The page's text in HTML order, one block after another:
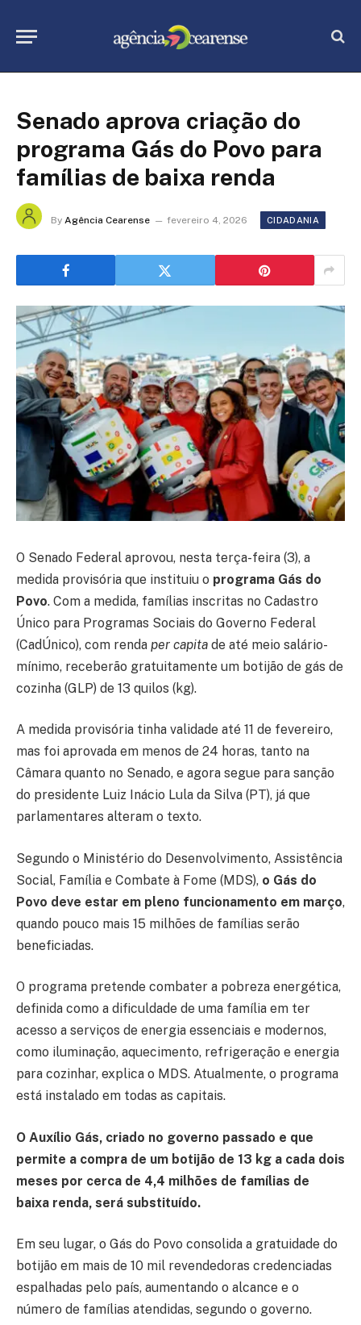
Senado aprova criação do
programa Gás do Povo para
famílias de baixa renda
By Agência Cearense fevereiro 4, 2026 CIDADANIA
O Senado Federal aprovou, nesta terça-feira (3), a
medida provisória que instituiu o programa Gás do
Povo. Com a medida, famílias inscritas no Cadastro
Único para Programas Sociais do Governo Federal
(CadÚnico), com renda per capita de até meio salário-
mínimo, receberão gratuitamente um botijão de gás de
cozinha (GLP) de 13 quilos (kg).
A medida provisória tinha validade até 11 de fevereiro,
mas foi aprovada em menos de 24 horas, tanto na
Câmara quanto no Senado, e agora segue para sanção
do presidente Luiz Inácio Lula da Silva (PT), já que
parlamentares alteram o texto.
Segundo o Ministério do Desenvolvimento, Assistência
Social, Família e Combate à Fome (MDS), o Gás do
Povo deve estar em pleno funcionamento em março,
quando pouco mais 15 milhões de famílias serão
beneficiadas.
O programa pretende combater a pobreza energética,
definida como a dificuldade de uma família em ter
acesso a serviços de energia essenciais e modernos,
como iluminação, aquecimento, refrigeração e energia
para cozinhar, explica o MDS. Atualmente, o programa
está instalado em todas as capitais.
O Auxílio Gás, criado no governo passado e que
permite a compra de um botijão de 13 kg a cada dois
meses por cerca de 4,4 milhões de famílias de
baixa renda, será substituído.
Em seu lugar, o Gás do Povo consolida a gratuidade do
botijão em mais de 10 mil revendedoras credenciadas
espalhadas pelo país, aumentando o alcance e o
número de famílias atendidas, segundo o governo.